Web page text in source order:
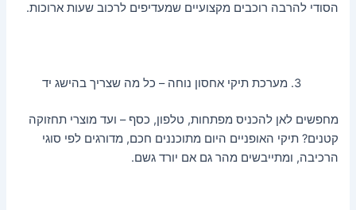
הסודי להרבה רוכבים מקצועיים שמעדיפים לרכוב שעות ארוכות.
מערכת תיקי אחסון נוחה – כל מה שצריך בהישג יד
מחפשים לאן להכניס מפתחות, טלפון, כסף – ועד מוצרי תחזוקה
קטנים? תיקי האופניים היום מתוכננים חכם, מדורגים לפי סוגי
הרכיבה, ומתייבשים מהר גם אם יורד גשם.